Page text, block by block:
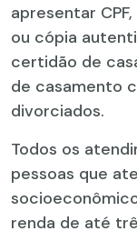
apresentar
ou cópia
certidão de
de casamento
divorciados.
Todos os
pessoas que
renda de até